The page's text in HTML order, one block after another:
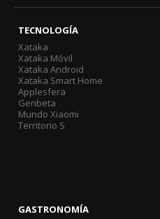
TECNOLOGÍA
Xataka
Xataka Móvil
Xataka Android
Xataka Smart Home
Applesfera
Genbeta
Mundo Xiaomi
Territorio S
GASTRONOMÍA